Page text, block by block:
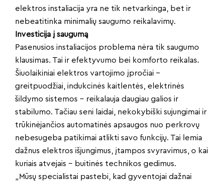
elektros instaliacija yra ne tik netvarkinga, bet ir
nebeatitinka minimalių saugumo reikalavimų.
Investicija į saugumą
Pasenusios instaliacijos problema nėra tik saugumo
klausimas. Tai ir efektyvumo bei komforto reikalas.
Šiuolaikiniai elektros vartojimo įpročiai –
greitpuodžiai, indukcinės kaitlentės, elektrinės
šildymo sistemos – reikalauja daugiau galios ir
stabilumo. Tačiau seni laidai, nekokybiški sujungimai ir
trūkinėjančios automatinės apsaugos nuo perkrovų
nebesugeba patikimai atlikti savo funkcijų. Tai lemia
dažnus elektros išjungimus, įtampos svyravimus, o kai
kuriais atvejais – buitinės technikos gedimus.
„Mūsų specialistai pastebi, kad gyventojai dažnai